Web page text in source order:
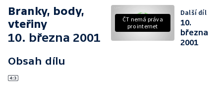
Branky, body,
vteřiny
10. března 2001
Obsah dílu
ČT nemá práva
pro internet
Další díl
10.
března
2001